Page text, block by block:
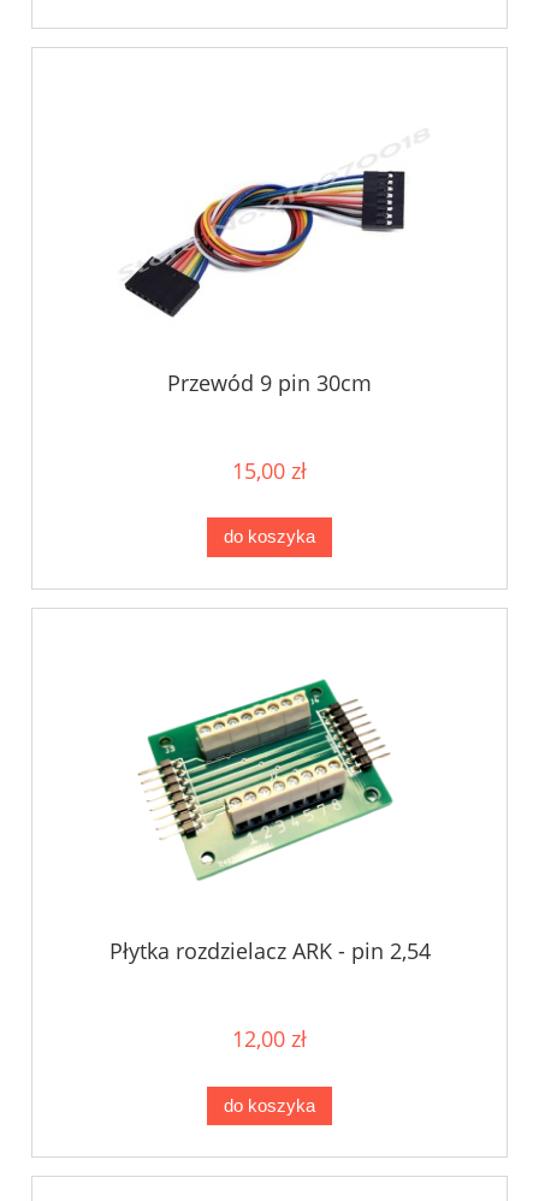
Przewód 9 pin 30cm
15,00 zł
do koszyka
Płytka rozdzielacz ARK - pin 2,54
12,00 zł
do koszyka